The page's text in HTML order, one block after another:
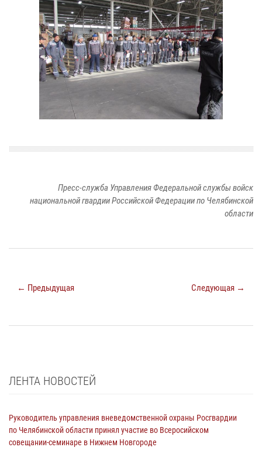
Пресс-служба Управления Федеральной службы войск
национальной гвардии Российской Федерации по Челябинской
области
← Предыдущая Следующая →
ЛЕНТА НОВОСТЕЙ
Руководитель управления вневедомственной охраны Росгвардии
по Челябинской области принял участие во Всеросийском
совещании-семинаре в Нижнем Новгороде